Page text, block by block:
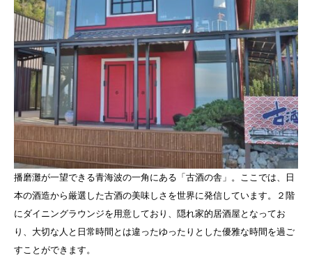
播磨灘が一望できる青海波の一角にある「古酒の舎」。ここでは、日
本の酒造から厳選した古酒の美味しさを世界に発信しています。２階
にダイニングラウンジを用意しており、隠れ家的居酒屋となってお
り、大切な人と日常時間とは違ったゆったりとした優雅な時間を過ご
すことができます。